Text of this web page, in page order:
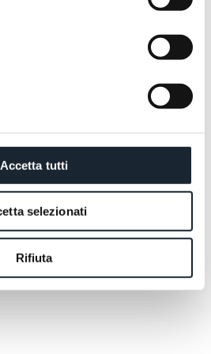
Accetta tutti
selezionati
Rifiuta